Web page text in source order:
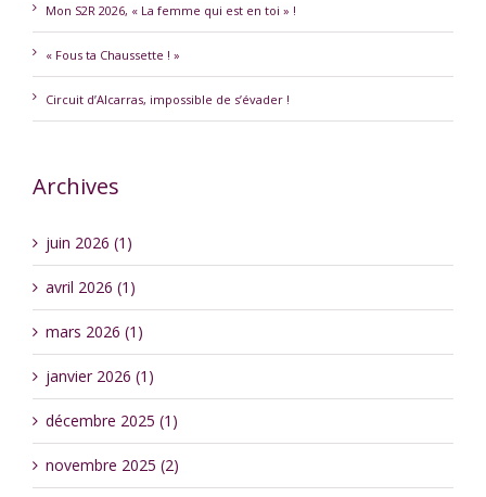
Mon S2R 2026, « La femme qui est en toi » !
« Fous ta Chaussette ! »
Circuit d’Alcarras, impossible de s’évader !
Archives
juin 2026 (1)
avril 2026 (1)
mars 2026 (1)
janvier 2026 (1)
décembre 2025 (1)
novembre 2025 (2)